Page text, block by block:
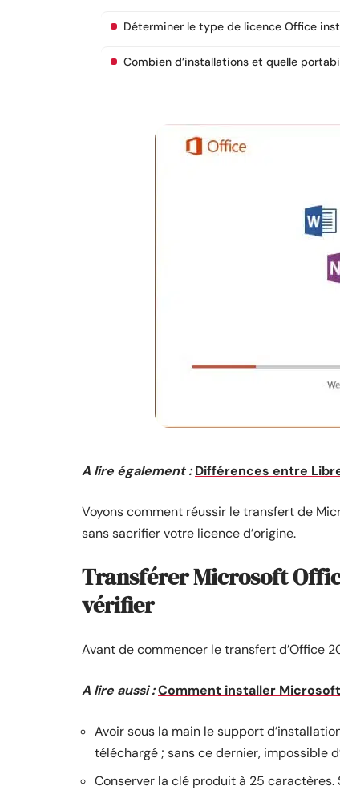
Déterminer le type de licence Office
Combien d’installations et quelle
A lire également : Différences entre
Voyons comment réussir le transfert de
sans sacrifier votre licence d’origine.
Transférer Microsoft
vérifier
Avant de commencer le transfert d’Office
A lire aussi :Comment installer
Avoir sous la main le support
téléchargé ; sans ce dernier, impossible
Conserver la clé produit à 25